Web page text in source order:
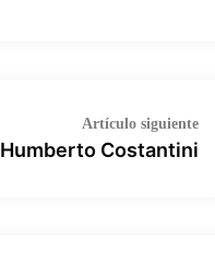
Artículo siguiente
Humberto Costantini